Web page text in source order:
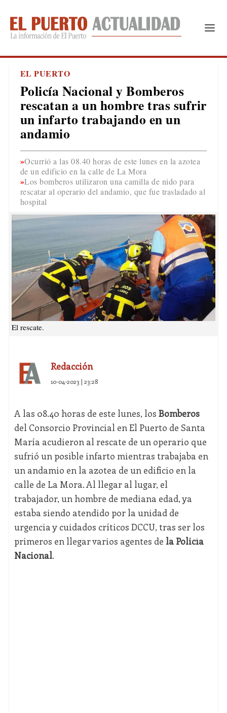
EL PUERTO
Policía Nacional y Bomberos
rescatan a un hombre tras sufrir
un infarto trabajando en un
andamio
Ocurrió a las 08.40 horas de este lunes en la azotea
de un edificio en la calle de La Mora
Los bomberos utilizaron una camilla de nido para
rescatar al operario del andamio, que fue trasladado al
hospital
El rescate.
Redacción
10-04-2023 | 23:28
A las 08.40 horas de este lunes, los Bomberos
del Consorcio Provincial en El Puerto de Santa
María acudieron al rescate de un operario que
sufrió un posible infarto mientras trabajaba en
un andamio en la azotea de un edificio en la
calle de La Mora. Al llegar al lugar, el
trabajador, un hombre de mediana edad, ya
estaba siendo atendido por la unidad de
urgencia y cuidados críticos DCCU, tras ser los
primeros en llegar varios agentes de la Policía
Nacional.